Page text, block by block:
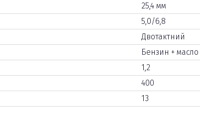
25,4 мм
5,0/6,8
Двотактний
Бензин + масло
1,2
400
13